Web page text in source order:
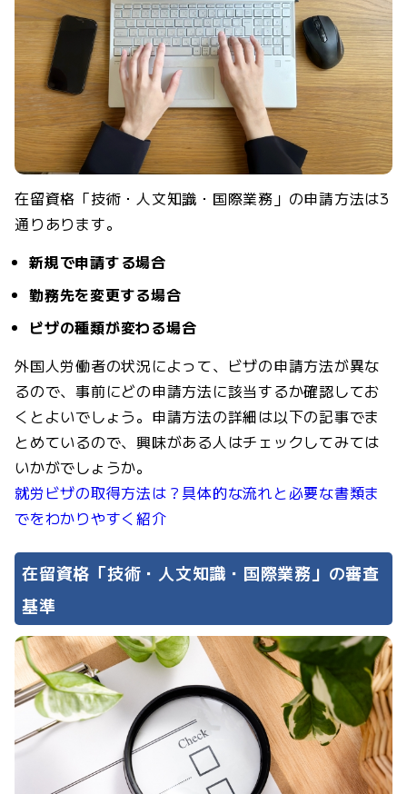
在留資格「技術・人文知識・国際業務」の申請方法は3
通りあります。
新規で申請する場合
勤務先を変更する場合
ビザの種類が変わる場合
外国人労働者の状況によって、ビザの申請方法が異な
るので、事前にどの申請方法に該当するか確認してお
くとよいでしょう。申請方法の詳細は以下の記事でま
とめているので、興味がある人はチェックしてみては
いかがでしょうか。
就労ビザの取得方法は？具体的な流れと必要な書類ま
でをわかりやすく紹介
在留資格「技術・人文知識・国際業務」の審査
基準